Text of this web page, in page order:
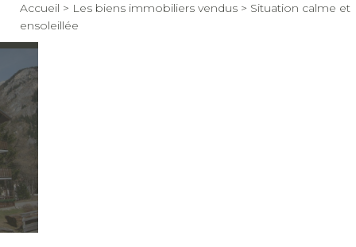
Accueil > Les biens immobiliers vendus > Situation calme et
ensoleillée